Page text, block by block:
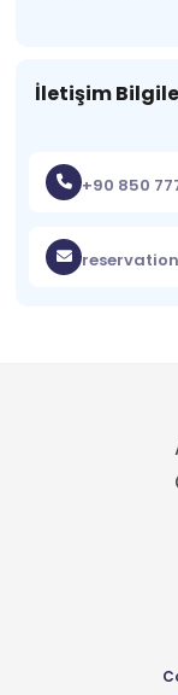
İletişim
+90 850